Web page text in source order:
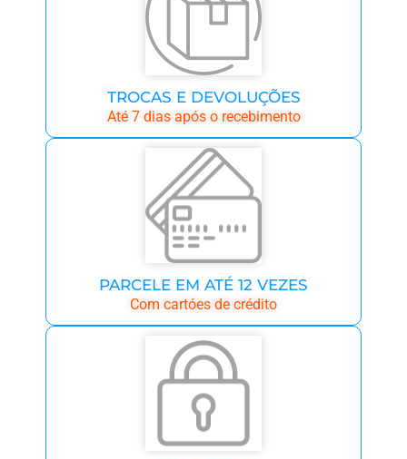
TROCAS E DEVOLUÇÕES
Até 7 dias após o recebimento
PARCELE EM ATÉ 12 VEZES
Com cartóes de crédito